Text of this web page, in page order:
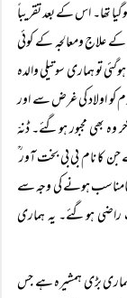
تھا۔ اس کے بعد تقریباً
علاج ومعالجہ کے کوئی
تو ہماری سوتیلی والدہ
کو اولاد کی غرض سے اور
وہ بھی مجبور ہوگئے۔ ڈنہّ
کا نام بی بی بخت آور
ہونے کی وجہ سے
راضی ہوگئے۔ یہ ہماری
جو ہماری بڑی ہمشیرہ ہے جس